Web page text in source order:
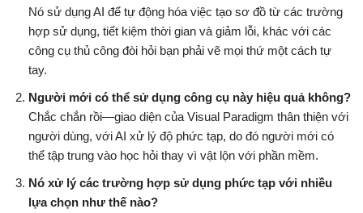
Nó sử dụng AI để tự động hóa việc tạo sơ đồ từ các trường
hợp sử dụng, tiết kiệm thời gian và giảm lỗi, khác với các
công cụ thủ công đòi hỏi bạn phải vẽ mọi thứ một cách tự
tay.
Người mới có thể sử dụng công cụ này hiệu quả không?
Chắc chắn rồi—giao diện của Visual Paradigm thân thiện với
người dùng, với AI xử lý độ phức tạp, do đó người mới có
thể tập trung vào học hỏi thay vì vật lộn với phần mềm.
Nó xử lý các trường hợp sử dụng phức tạp với nhiều
lựa chọn như thế nào?